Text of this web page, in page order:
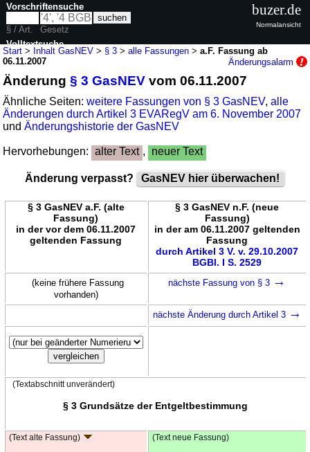
Start > Inhalt GasNEV > § 3 >alle Fassungen >a.F. Fassung ab
06.11.2007
Änderungsalarm
Änderung§ 3 GasNEV vom 06.11.2007
Ähnliche Seiten:weitere Fassungen von § 3 GasNEV,alle
Änderungen durch Artikel 3 EVARegV am 6. November 2007
undÄnderungshistorie der GasNEV
Hervorhebungen: alter Text , neuer Text
Änderung verpasst? GasNEV hier überwachen!
§ 3 GasNEV a.F. (alte
Fassung)
in der vor dem 06.11.2007
geltenden Fassung
§ 3 GasNEV n.F. (neue
Fassung)
in der am 06.11.2007 geltenden
Fassung
durch Artikel 3 V. v. 29.10.2007
BGBl. I S. 2529
(keine frühere Fassung
vorhanden)
nächste Fassung von § 3 →
nächste Änderung durch Artikel 3 →
(Textabschnitt unverändert)
§ 3 Grundsätze der Entgeltbestimmung
(Text alte Fassung) (Text neue Fassung)
Vorschriftensuche
§ / Art.
Gesetz
Volltextsuche
buzer.de
Normalansicht